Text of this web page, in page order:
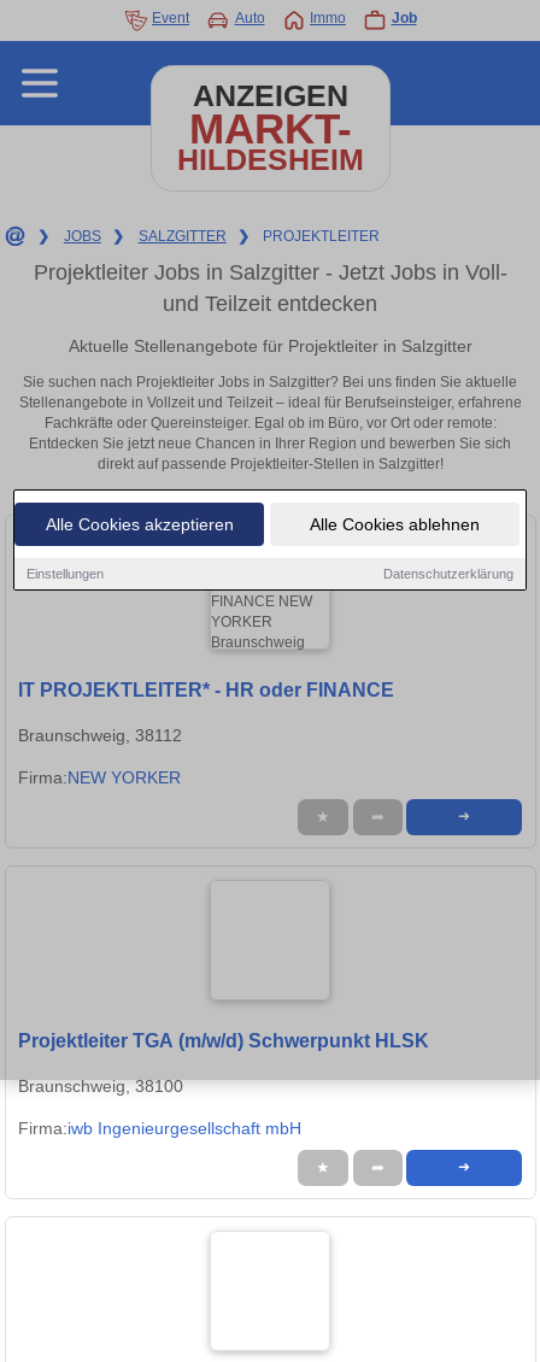
Alle Cookies akzeptieren Alle Cookies ablehnen
Einstellungen Datenschutzerklärung
Event Auto Immo Job
ANZEIGEN
MARKT-
HILDESHEIM
❯ JOBS ❯ SALZGITTER ❯ PROJEKTLEITER
Projektleiter Jobs in Salzgitter - Jetzt Jobs in Voll-
und Teilzeit entdecken
Aktuelle Stellenangebote für Projektleiter in Salzgitter
Sie suchen nach Projektleiter Jobs in Salzgitter? Bei uns finden Sie aktuelle
Stellenangebote in Vollzeit und Teilzeit – ideal für Berufseinsteiger, erfahrene
Fachkräfte oder Quereinsteiger. Egal ob im Büro, vor Ort oder remote:
Entdecken Sie jetzt neue Chancen in Ihrer Region und bewerben Sie sich
direkt auf passende Projektleiter-Stellen in Salzgitter!
IT PROJEKTLEITER* - HR oder FINANCE
Braunschweig, 38112
Firma:NEW YORKER
★ ➦ ➜
Projektleiter TGA (m/w/d) Schwerpunkt HLSK
Braunschweig, 38100
Firma:iwb Ingenieurgesellschaft mbH
★ ➦ ➜